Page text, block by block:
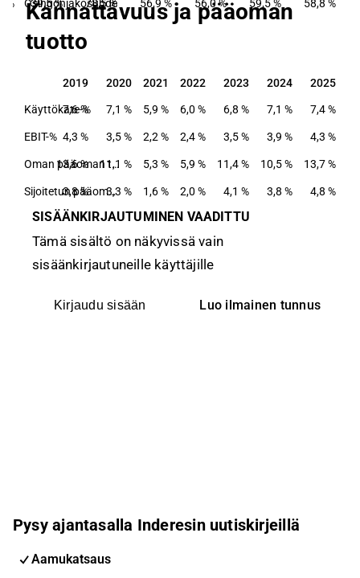
Osingonjakosuhde
% 39,5 % 78,5 % 56,9 % 56,0 % 59,5 % 58,8 %
Kannattavuus ja pääoman
tuotto
2019 2020 2021 2022 2023 2024 2025
2019 2020 2021 2022 2023 2024 2025
Käyttökate-%
7,6 % 7,1 % 5,9 % 6,0 % 6,8 % 7,1 % 7,4 %
EBIT-% 4,3 % 3,5 % 2,2 % 2,4 % 3,5 % 3,9 % 4,3 %
Oman pääoman tuotto-%
13,6 % 11,1 % 5,3 % 5,9 % 11,4 % 10,5 % 13,7 %
Sijoitetun pääoman tuotto-%
3,8 % 3,3 % 1,6 % 2,0 % 4,1 % 3,8 % 4,8 %
SISÄÄNKIRJAUTUMINEN VAADITTU
Tämä sisältö on näkyvissä vain
sisäänkirjautuneille käyttäjille
Kirjaudu sisään Luo ilmainen tunnus
Pysy ajantasalla Inderesin uutiskirjeillä
Aamukatsaus